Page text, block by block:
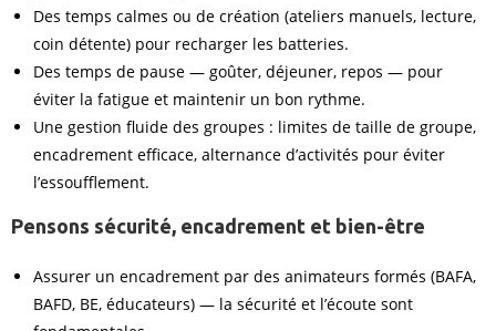
Des temps calmes ou de création (ateliers manuels, lecture,
coin détente) pour recharger les batteries.
Des temps de pause — goûter, déjeuner, repos — pour
éviter la fatigue et maintenir un bon rythme.
Une gestion fluide des groupes : limites de taille de groupe,
encadrement efficace, alternance d’activités pour éviter
l’essoufflement.
Pensons sécurité, encadrement et bien-être
Assurer un encadrement par des animateurs formés (BAFA,
BAFD, BE, éducateurs) — la sécurité et l’écoute sont